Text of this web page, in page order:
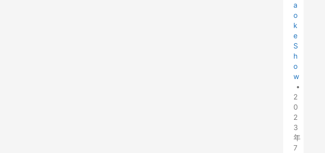
a
o
k
e
S
h
o
w
•
2
0
2
3
年
7